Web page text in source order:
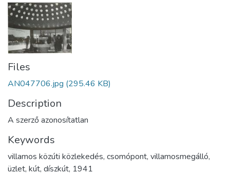
Files
AN047706.jpg (295.46 KB)
Description
A szerző azonosítatlan
Keywords
villamos közúti közlekedés, csomópont, villamosmegálló,
üzlet, kút, díszkút, 1941